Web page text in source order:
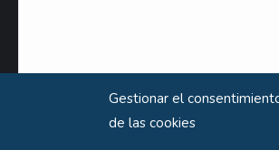
Gestionar el
de las cookies